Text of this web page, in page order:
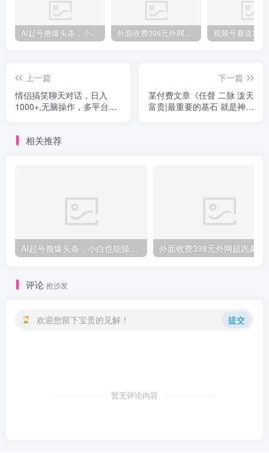
AI起号撸爆头条，小白也能操作，日入2000+ 外面收费398元外网超跑豪车汽车视频搬运至快手抖音上热门项目
上一篇
情侣搞笑聊天对话，日入
1000+,无脑操作，多平台变
下一篇
某付费文章《任督 二脉 泼天
富贵|最重要的基石 就是神来
相关推荐
AI起号撸爆头条，小白也能操作，日入2000+
评论 抢沙发
欢迎您留下宝贵的见解！ 提交
暂无评论内容